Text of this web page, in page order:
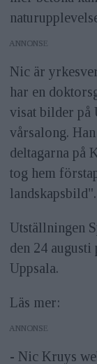
ANNONS
Nic är
har en
visat bilder på
vårsalong.
deltagarna på
tog hem
landskapsbild".
Utställningen
den 24
Uppsala.
Läs mer:
ANNONS
- Nic Kruys